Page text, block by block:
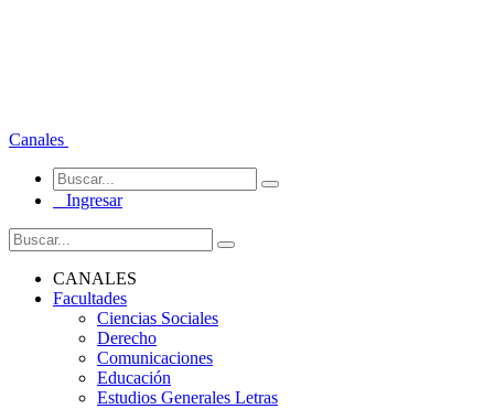
Canales
Ingresar
CANALES
Facultades
Ciencias Sociales
Derecho
Comunicaciones
Educación
Estudios Generales Letras